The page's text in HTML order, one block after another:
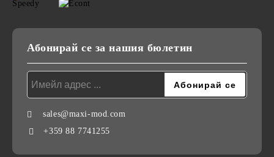
Абонирай се за нашия бюлетин
sales@maxi-mod.com
+359 88 7741255